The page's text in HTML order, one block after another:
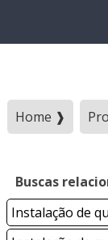
Home ❱
Buscas
Instalação de